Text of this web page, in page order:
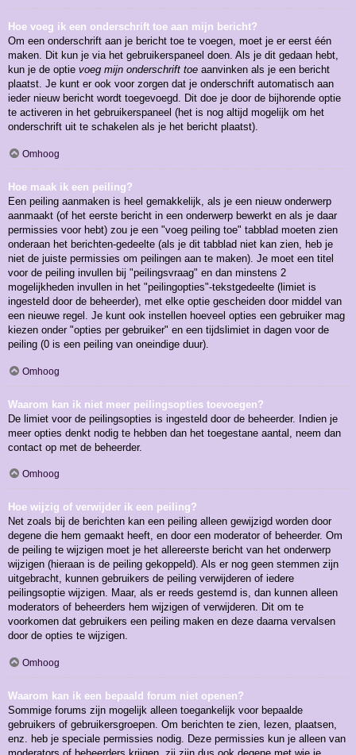
Hoe voeg ik een onderschrift toe aan mijn bericht?
Om een onderschrift aan je bericht toe te voegen, moet je er eerst één
maken. Dit kun je via het gebruikerspaneel doen. Als je dit gedaan hebt,
kun je de optie voeg mijn onderschrift toe aanvinken als je een bericht
plaatst. Je kunt er ook voor zorgen dat je onderschrift automatisch aan
ieder nieuw bericht wordt toegevoegd. Dit doe je door de bijhorende optie
te activeren in het gebruikerspaneel (het is nog altijd mogelijk om het
onderschrift uit te schakelen als je het bericht plaatst).
Omhoog
Hoe maak ik een peiling?
Een peiling aanmaken is heel gemakkelijk, als je een nieuw onderwerp
aanmaakt (of het eerste bericht in een onderwerp bewerkt en als je daar
permissies voor hebt) zou je een "voeg peiling toe" tabblad moeten zien
onderaan het berichten-gedeelte (als je dit tabblad niet kan zien, heb je
niet de juiste permissies om peilingen aan te maken). Je moet een titel
voor de peiling invullen bij "peilingsvraag" en dan minstens 2
mogelijkheden invullen in het "peilingopties"-tekstgedeelte (limiet is
ingesteld door de beheerder), met elke optie gescheiden door middel van
een nieuwe regel. Je kunt ook instellen hoeveel opties een gebruiker mag
kiezen onder "opties per gebruiker" en een tijdslimiet in dagen voor de
peiling (0 is een peiling van oneindige duur).
Omhoog
Waarom kan ik niet meer peilingsopties toevoegen?
De limiet voor de peilingsopties is ingesteld door de beheerder. Indien je
meer opties denkt nodig te hebben dan het toegestane aantal, neem dan
contact op met de beheerder.
Omhoog
Hoe wijzig of verwijder ik een peiling?
Net zoals bij de berichten kan een peiling alleen gewijzigd worden door
degene die hem gemaakt heeft, en door een moderator of beheerder. Om
de peiling te wijzigen moet je het allereerste bericht van het onderwerp
wijzigen (hieraan is de peiling gekoppeld). Als er nog geen stemmen zijn
uitgebracht, kunnen gebruikers de peiling verwijderen of iedere
peilingsoptie wijzigen. Maar, als er reeds gestemd is, dan kunnen alleen
moderators of beheerders hem wijzigen of verwijderen. Dit om te
voorkomen dat gebruikers een peiling maken en deze daarna vervalsen
door de opties te wijzigen.
Omhoog
Waarom kan ik een bepaald forum niet openen?
Sommige forums zijn mogelijk alleen toegankelijk voor bepaalde
gebruikers of gebruikersgroepen. Om berichten te zien, lezen, plaatsen,
enz. heb je speciale permissies nodig. Deze permissies kun je alleen van